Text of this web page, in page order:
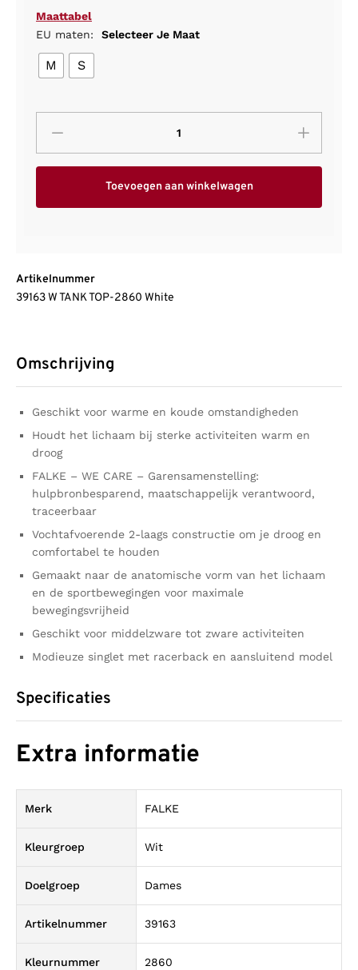
Maattabel
EU maten:
Selecteer Je Maat
M S
Toevoegen aan winkelwagen
Artikelnummer
39163 W TANK TOP-2860 White
Omschrijving
Geschikt voor warme en koude omstandigheden
Houdt het lichaam bij sterke activiteiten warm en
droog
FALKE – WE CARE – Garensamenstelling:
hulpbronbesparend, maatschappelijk verantwoord,
traceerbaar
Vochtafvoerende 2-laags constructie om je droog en
comfortabel te houden
Gemaakt naar de anatomische vorm van het lichaam
en de sportbewegingen voor maximale
bewegingsvrijheid
Geschikt voor middelzware tot zware activiteiten
Modieuze singlet met racerback en aansluitend model
Specificaties
Extra informatie
Merk FALKE
Kleurgroep Wit
Doelgroep Dames
Artikelnummer 39163
Kleurnummer 2860